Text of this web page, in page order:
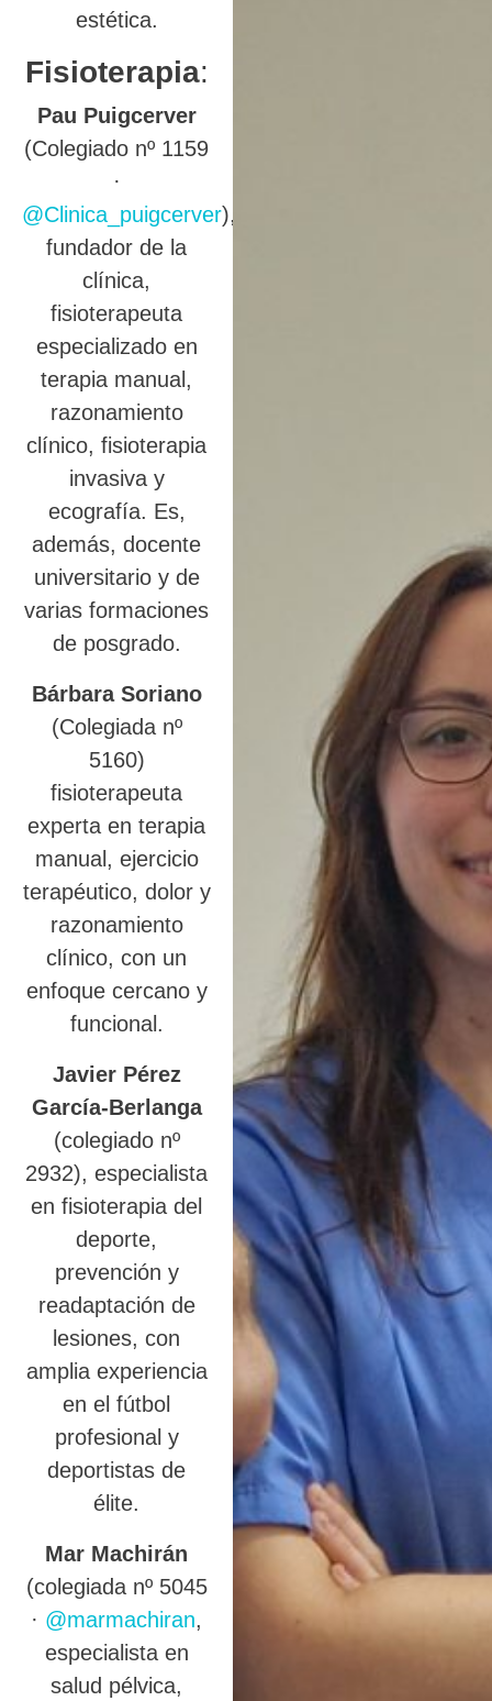
estética.
Fisioterapia:
Pau Puigcerver
(Colegiado nº 1159
·
@Clinica_puigcerver),
fundador de la
clínica,
fisioterapeuta
especializado en
terapia manual,
razonamiento
clínico, fisioterapia
invasiva y
ecografía. Es,
además, docente
universitario y de
varias formaciones
de posgrado.
Bárbara Soriano
(Colegiada nº
5160)
fisioterapeuta
experta en terapia
manual, ejercicio
terapéutico, dolor y
razonamiento
clínico, con un
enfoque cercano y
funcional.
Javier Pérez
García-Berlanga
(colegiado nº
2932), especialista
en fisioterapia del
deporte,
prevención y
readaptación de
lesiones, con
amplia experiencia
en el fútbol
profesional y
deportistas de
élite.
Mar Machirán
(colegiada nº 5045
· @marmachiran,
especialista en
salud pélvica,